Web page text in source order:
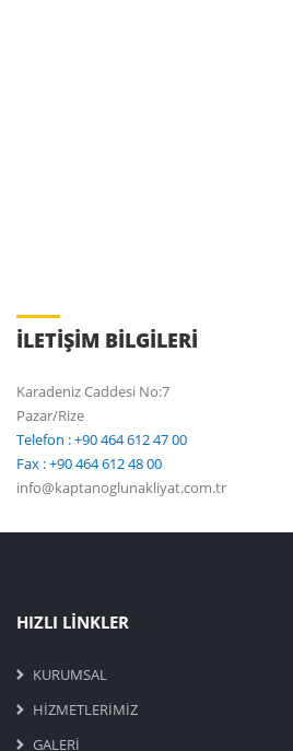
İLETİŞİM BİLGİLERİ
Karadeniz Caddesi No:7
Pazar/Rize
Telefon : +90 464 612 47 00
Fax : +90 464 612 48 00
info@kaptanoglunakliyat.com.tr
HIZLI LİNKLER
KURUMSAL
HİZMETLERİMİZ
GALERİ